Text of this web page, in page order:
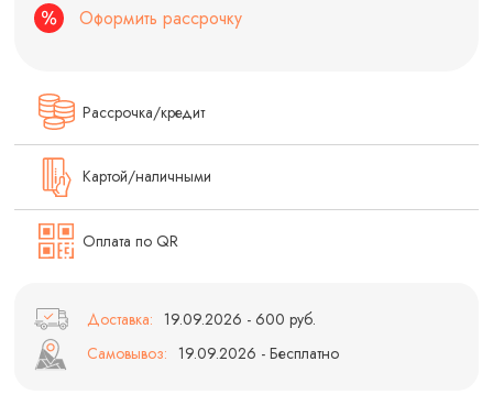
Оформить рассрочку
Рассрочка/кредит
Картой/наличными
Оплата по QR
Доставка: 19.09.2026 - 600 руб.
Самовывоз: 19.09.2026 - Бесплатно